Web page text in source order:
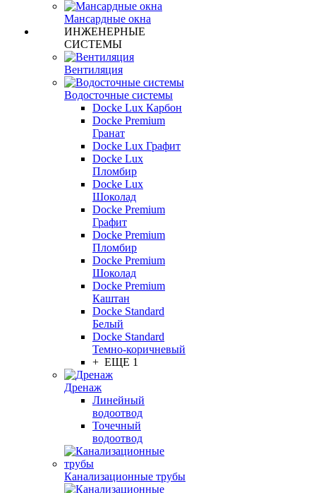
Мансардные окна
ИНЖЕНЕРНЫЕ
СИСТЕМЫ
Вентиляция
Водосточные системы
Docke Lux Карбон
Docke Premium
Гранат
Docke Lux Графит
Docke Lux
Пломбир
Docke Lux
Шоколад
Docke Premium
Графит
Docke Premium
Пломбир
Docke Premium
Шоколад
Docke Premium
Каштан
Docke Standard
Белый
Docke Standard
Темно-коричневый
+ ЕЩЕ 1
Дренаж
Линейный
водоотвод
Точечный
водоотвод
Канализационные трубы